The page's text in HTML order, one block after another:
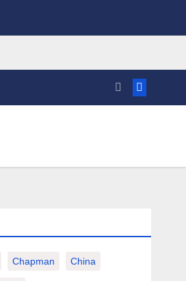
Chapman China